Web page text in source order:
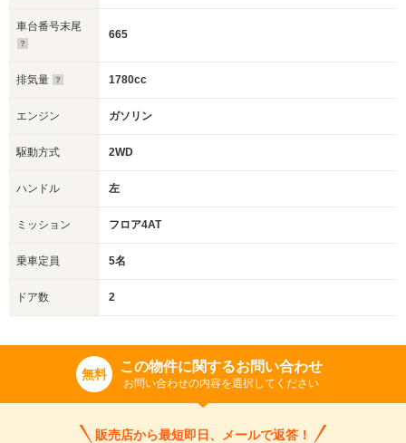
車台番号末尾
665
排気量 1780cc
エンジン ガソリン
駆動方式 2WD
ハンドル 左
ミッション フロア4AT
乗車定員 5名
ドア数 2
無料 この物件に関するお問い合わせ
お問い合わせの内容を選択してください
販売店から最短即日、メールで返答！